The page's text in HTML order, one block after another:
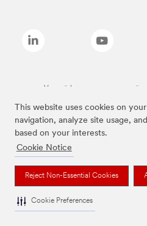
This website uses cookies on
navigation, analyze site usage,
based on your interests.
Cookie Notice
Reject Non-Essential Cookies
Cookie Preferences
Varumärken som anges ovan är